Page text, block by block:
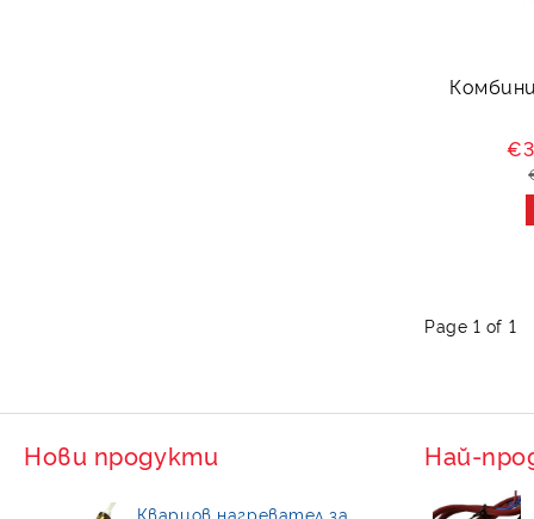
Page 1 of 1
Нови продукти
Кварцов нагревател за
Най-